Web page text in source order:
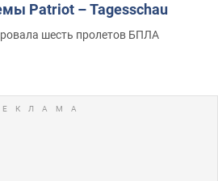
Patriot – Tagesschau
шесть пролетов БПЛА